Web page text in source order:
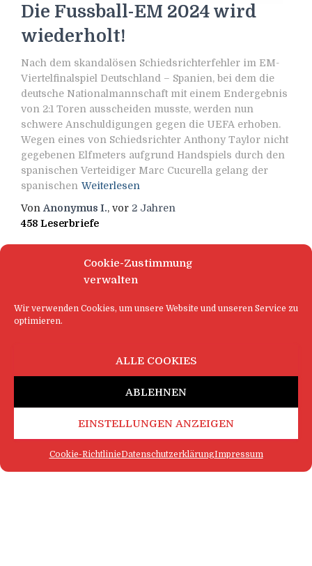
Cookie-Zustimmung
verwalten
Wir verwenden Cookies, um unsere Website und unseren Service zu
optimieren.
ALLE COOKIES
ABLEHNEN
EINSTELLUNGEN ANZEIGEN
Cookie-RichtlinieDatenschutzerklärungImpressum
Die Fussball-EM 2024 wird
wiederholt!
Nach dem skandalösen Schiedsrichterfehler im EM-
Viertelfinalspiel Deutschland – Spanien, bei dem die
deutsche Nationalmannschaft mit einem Endergebnis
von 2:1 Toren ausscheiden musste, werden nun
schwere Anschuldigungen gegen die UEFA erhoben.
Wegen eines von Schiedsrichter Anthony Taylor nicht
gegebenen Elfmeters aufgrund Handspiels durch den
spanischen Verteidiger Marc Cucurella gelang der
spanischen Weiterlesen
Von Anonymus I., vor 2 Jahren
458 Leserbriefe